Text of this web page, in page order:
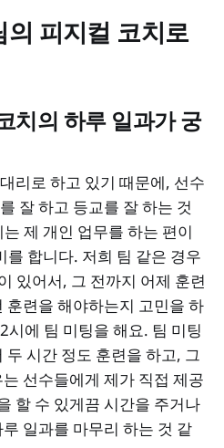
피지컬 코치로
치의 하루 일과가 궁
리로 하고 있기 때문에, 선수
잘 하고 등교를 잘 하는 것
제 개인 업무를 하는 편이
를 합니다. 저희 팀 같은 경우
있어서, 그 전까지 어제 훈련
훈련을 해야하는지 고민을 하
시에 팀 미팅을 해요. 팀 미팅
두 시간 정도 훈련을 하고, 그
선수들에게 제가 직접 제공
할 수 있게끔 시간을 주거나
일과를 마무리 하는 것 같